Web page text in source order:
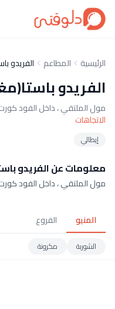
الرئيسية المطاعم الفريدو
الفريدو
مول الملتقي ، داخل الفود
الاتجاهات
إيطالي
معلومات عن الفريدو
مول الملتقي ، داخل الفود
المنيو الفروع
الشوربة مكرونة